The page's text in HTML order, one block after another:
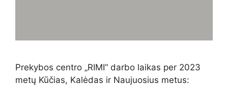
Prekybos centro „RIMI“ darbo laikas per 2023
metų Kūčias, Kalėdas ir Naujuosius metus: